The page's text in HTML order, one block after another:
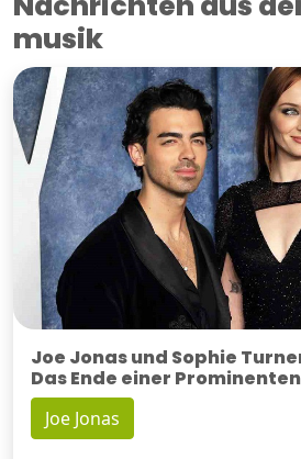
musik
Joe Jonas und Sophie
Das Ende einer Prominenten
Joe Jonas